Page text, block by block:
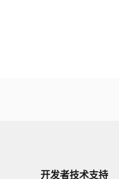
开发者技术支持